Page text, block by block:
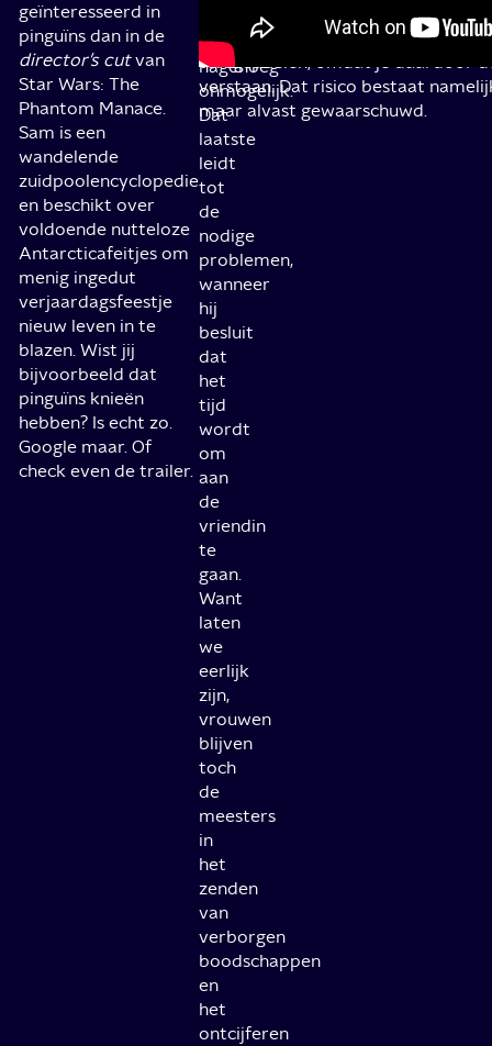
geïnteresseerd in
pinguïns dan in de
director’s cutvan
Star Wars: The
Phantom Manace.
Sam is een
wandelende
zuidpoolencyclopedie
en beschikt over
voldoende nutteloze
Antarcticafeitjes om
menig ingedut
verjaardagsfeestje
nieuw leven in te
blazen. Wist jij
bijvoorbeeld dat
pinguïns knieën
hebben? Is echt zo.
Google maar. Of
check even de trailer.
hem
nagenoeg
onmogelijk.
Dat
laatste
leidt
tot
de
nodige
problemen,
wanneer
hij
besluit
dat
het
tijd
wordt
om
aan
de
vriendin
te
gaan.
Want
laten
we
eerlijk
zijn,
vrouwen
blijven
toch
de
meesters
in
het
zenden
van
verborgen
boodschappen
en
het
ontcijferen
zondagochtend. Zolang je partner
gossie’ loopt te schreeuwen en jij
terugspoelen, omdat je daardoor
verstaan. Dat risico bestaat
maar alvast gewaarschuwd.